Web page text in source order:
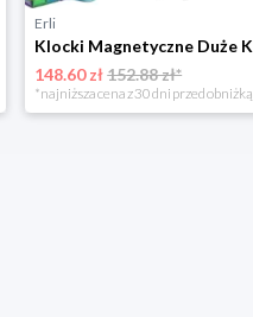
Erli
148.60 zł152.88 zł*
*najniższa cena z 30 dni przed obniżką